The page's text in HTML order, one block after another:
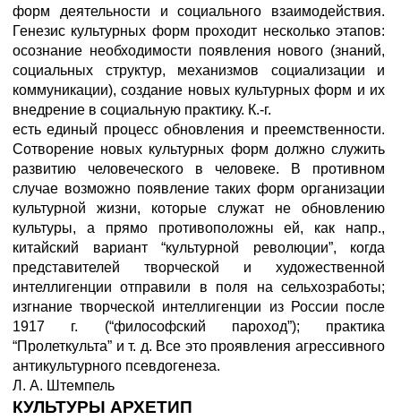
форм деятельности и социального взаимодействия.
Генезис культурных форм проходит несколько этапов:
осознание необходимости появления нового (знаний,
социальных структур, механизмов социализации и
коммуникации), создание новых культурных форм и их
внедрение в социальную практику. К.-г.
есть единый процесс обновления и преемственности.
Сотворение новых культурных форм должно служить
развитию человеческого в человеке. В противном
случае возможно появление таких форм организации
культурной жизни, которые служат не обновлению
культуры, а прямо противоположны ей, как напр.,
китайский вариант “культурной революции”, когда
представителей творческой и художественной
интеллигенции отправили в поля на сельхозработы;
изгнание творческой интеллигенции из России после
1917 г. (“философский пароход”); практика
“Пролеткульта” и т. д. Все это проявления агрессивного
антикультурного псевдогенеза.
Л. А. Штемпель
КУЛЬТУРЫ АРХЕТИП